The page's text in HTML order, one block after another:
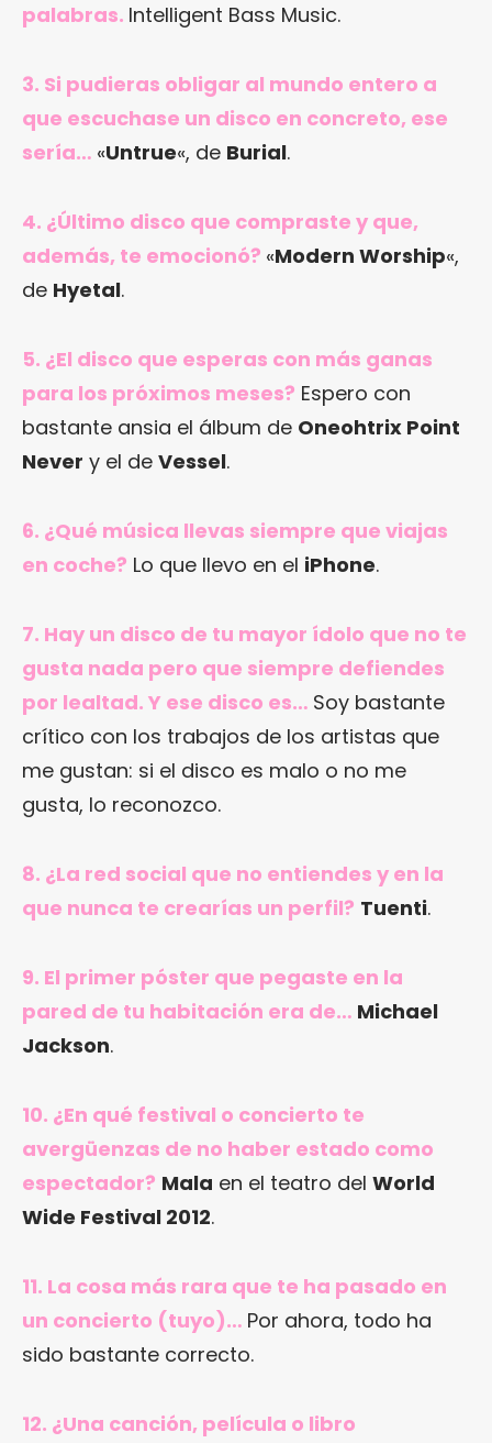
palabras. Intelligent Bass Music.
3. Si pudieras obligar al mundo entero a
que escuchase un disco en concreto, ese
sería… «Untrue«, de Burial.
4. ¿Último disco que compraste y que,
además, te emocionó? «Modern Worship«,
de Hyetal.
5. ¿El disco que esperas con más ganas
para los próximos meses? Espero con
bastante ansia el álbum de Oneohtrix Point
Never y el de Vessel.
6. ¿Qué música llevas siempre que viajas
en coche? Lo que llevo en el iPhone.
7. Hay un disco de tu mayor ídolo que no te
gusta nada pero que siempre defiendes
por lealtad. Y ese disco es… Soy bastante
crítico con los trabajos de los artistas que
me gustan: si el disco es malo o no me
gusta, lo reconozco.
8. ¿La red social que no entiendes y en la
que nunca te crearías un perfil? Tuenti.
9. El primer póster que pegaste en la
pared de tu habitación era de… Michael
Jackson.
10. ¿En qué festival o concierto te
avergüenzas de no haber estado como
espectador? Mala en el teatro del World
Wide Festival 2012.
11. La cosa más rara que te ha pasado en
un concierto (tuyo)… Por ahora, todo ha
sido bastante correcto.
12. ¿Una canción, película o libro